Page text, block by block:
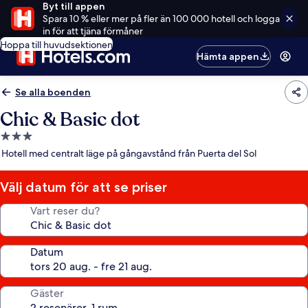
Byt till appen
Spara 10 % eller mer på fler än 100 000 hotell och logga
in för att tjäna förmåner
Hoppa till huvudsektionen
Hämta appen
Se alla boenden
Chic & Basic dot
3.0-
stjärnigt
Hotell med centralt läge på gångavstånd från Puerta del Sol
Välj datum för att se priser
Vart reser du?
Datum
Gäster